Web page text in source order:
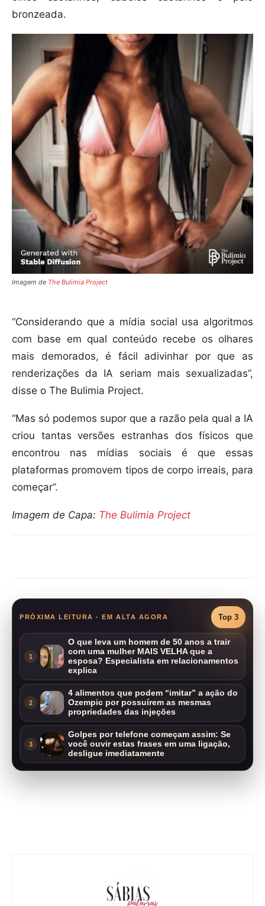
bronzeada.
Imagem de The Bulimia Project
“Considerando que a mídia social usa algoritmos
com base em qual conteúdo recebe os olhares
mais demorados, é fácil adivinhar por que as
renderizações da IA seriam mais sexualizadas”,
disse o The Bulimia Project.
“Mas só podemos supor que a razão pela qual a IA
criou tantas versões estranhas dos físicos que
encontrou nas mídias sociais é que essas
plataformas promovem tipos de corpo irreais, para
começar”.
Imagem de Capa: The Bulimia Project
PRÓXIMA LEITURA - EM ALTA AGORA Top 3
1
O que leva um homem de 50 anos a trair
com uma mulher MAIS VELHA que a
esposa? Especialista em relacionamentos
explica
2
4 alimentos que podem “imitar” a ação do
Ozempic por possuírem as mesmas
propriedades das injeções
3
Golpes por telefone começam assim: Se
você ouvir estas frases em uma ligação,
desligue imediatamente